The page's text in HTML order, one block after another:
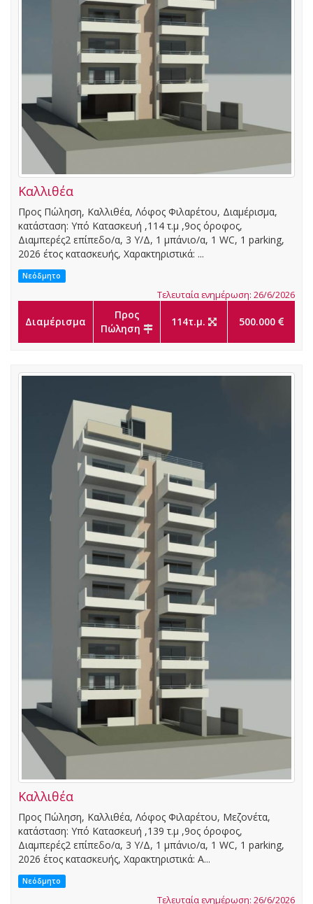
Καλλιθέα
Προς Πώληση, Καλλιθέα, Λόφος Φιλαρέτου, Διαμέρισμα,
κατάσταση: Υπό Κατασκευή ,114 τ.μ ,9ος όροφος,
Διαμπερές2 επίπεδο/α, 3 Υ/Δ, 1 μπάνιο/α, 1 WC, 1 parking,
2026 έτος κατασκευής, Χαρακτηριστικά: ...
Νεόδμητο
Τελευταία ενημέρωση: 26/6/2026
Διαμέρισμα
Προς
Πώληση
114τ.μ. 500.000
Καλλιθέα
Προς Πώληση, Καλλιθέα, Λόφος Φιλαρέτου, Μεζονέτα,
κατάσταση: Υπό Κατασκευή ,139 τ.μ ,9ος όροφος,
Διαμπερές2 επίπεδο/α, 3 Υ/Δ, 1 μπάνιο/α, 1 WC, 1 parking,
2026 έτος κατασκευής, Χαρακτηριστικά: Α...
Νεόδμητο
Τελευταία ενημέρωση: 26/6/2026